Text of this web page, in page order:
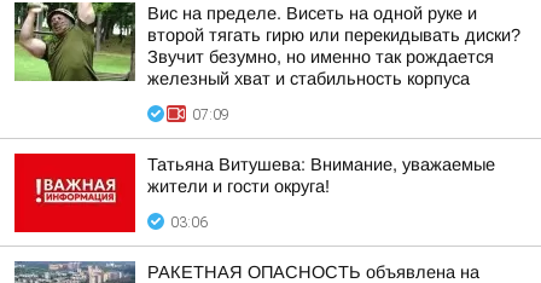
Вис на пределе. Висеть на одной руке и
второй тягать гирю или перекидывать диски?
Звучит безумно, но именно так рождается
железный хват и стабильность корпуса
07:09
Татьяна Витушева: Внимание, уважаемые
жители и гости округа!
03:06
РАКЕТНАЯ ОПАСНОСТЬ объявлена на